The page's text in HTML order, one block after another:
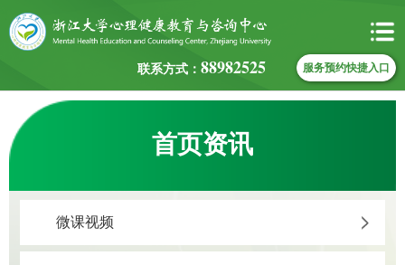
服务预约快捷入口
联系方式： 88982525
首页资讯
微课视频